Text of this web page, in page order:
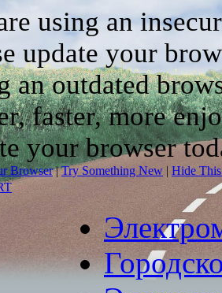
using an
update your
an outdated
faster, more
your browser
Browser|Try Something New | Hide